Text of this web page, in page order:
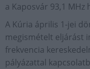
a Kaposvár 93,1 MHz
A Kúria április 1-jei
megismételt eljárást
frekvencia
pályázattal